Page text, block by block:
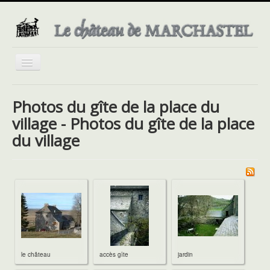
Basculer
la
Photos du gîte de la place du
village - Photos du gîte de la place
du village
le château accès gîte jardin